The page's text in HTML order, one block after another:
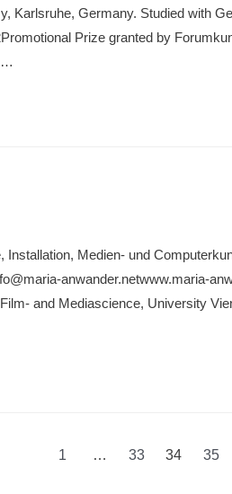
Karlsruhe, Germany. Studied with
Prize granted by
…
Medien- und
anwander.netwww.maria-
and Mediascience, University
1 … 33 34 35